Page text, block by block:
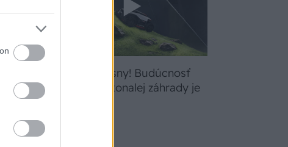
a
Žite svoje sny! Budúcnosť
údržby dokonalej záhrady je